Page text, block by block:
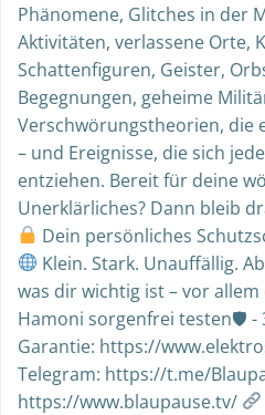
Phänomene, Glitches in der
Aktivitäten, verlassene Orte,
Schattenfiguren, Geister,
Begegnungen, geheime
Verschwörungstheorien, die
– und Ereignisse, die sich
entziehen. Bereit für deine
Unerklärliches? Dann bleib
Dein persönliches
Klein. Stark. Unauffällig.
was dir wichtig ist – vor
Hamoni sorgenfrei testen🛡 -
Garantie: https://
Telegram: https://t.me/
https://www.blaupause.tv/